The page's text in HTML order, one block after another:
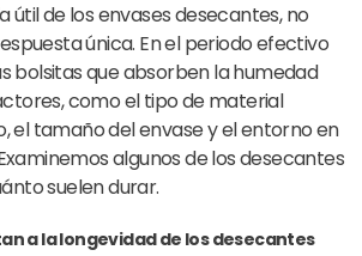
útil de los envases desecantes, no
única. En el periodo efectivo
bolsitas que absorben la humedad
como el tipo de material
el tamaño del envase y el entorno en
algunos de los desecantes
suelen durar.
a la longevidad de los desecantes